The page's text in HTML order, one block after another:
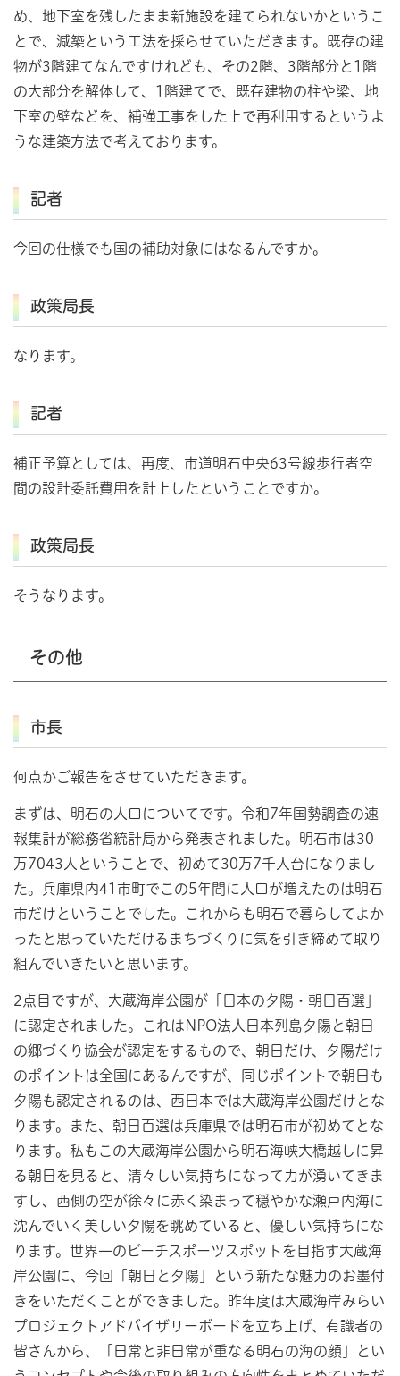
め、地下室を残したまま新施設を建てられないかというこ
とで、減築という工法を採らせていただきます。既存の建
物が3階建てなんですけれども、その2階、3階部分と1階
の大部分を解体して、1階建てで、既存建物の柱や梁、地
下室の壁などを、補強工事をした上で再利用するというよ
うな建築方法で考えております。
記者
今回の仕様でも国の補助対象にはなるんですか。
政策局長
なります。
記者
補正予算としては、再度、市道明石中央63号線歩行者空
間の設計委託費用を計上したということですか。
政策局長
そうなります。
その他
市長
何点かご報告をさせていただきます。
まずは、明石の人口についてです。令和7年国勢調査の速
報集計が総務省統計局から発表されました。明石市は30
万7043人ということで、初めて30万7千人台になりまし
た。兵庫県内41市町でこの5年間に人口が増えたのは明石
市だけということでした。これからも明石で暮らしてよか
ったと思っていただけるまちづくりに気を引き締めて取り
組んでいきたいと思います。
2点目ですが、大蔵海岸公園が「日本の夕陽・朝日百選」
に認定されました。これはNPO法人日本列島夕陽と朝日
の郷づくり協会が認定をするもので、朝日だけ、夕陽だけ
のポイントは全国にあるんですが、同じポイントで朝日も
夕陽も認定されるのは、西日本では大蔵海岸公園だけとな
ります。また、朝日百選は兵庫県では明石市が初めてとな
ります。私もこの大蔵海岸公園から明石海峡大橋越しに昇
る朝日を見ると、清々しい気持ちになって力が湧いてきま
すし、西側の空が徐々に赤く染まって穏やかな瀬戸内海に
沈んでいく美しい夕陽を眺めていると、優しい気持ちにな
ります。世界一のビーチスポーツスポットを目指す大蔵海
岸公園に、今回「朝日と夕陽」という新たな魅力のお墨付
きをいただくことができました。昨年度は大蔵海岸みらい
プロジェクトアドバイザリーボードを立ち上げ、有識者の
皆さんから、「日常と非日常が重なる明石の海の顔」とい